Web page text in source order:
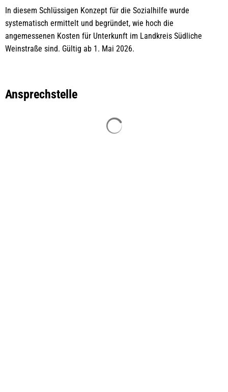
Konzept
für
den
SÜW
In diesem Schlüssigen Konzept für die Sozialhilfe wurde
systematisch ermittelt und begründet, wie hoch die
angemessenen Kosten für Unterkunft im Landkreis Südliche
Weinstraße sind. Gültig ab 1. Mai 2026.
Ansprechstelle